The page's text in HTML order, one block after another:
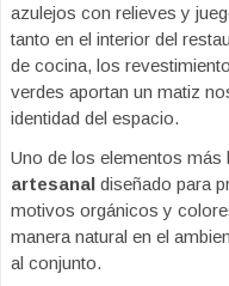
azulejos con relieves y
tanto en el interior del
de cocina, los
verdes aportan un matiz
identidad del espacio.
Uno de los elementos más
artesanal diseñado para
motivos orgánicos y
manera natural en el
al conjunto.